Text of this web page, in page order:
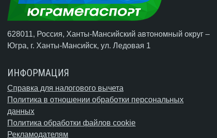
628011, Россия, Ханты-Мансийский автономный округ –
Югра, г. Ханты-Мансийск, ул. Ледовая 1
ИНФОРМАЦИЯ
Справка для налогового вычета
Политика в отношении обработки персональных
данных
Политика обработки файлов cookie
Рекламодателям